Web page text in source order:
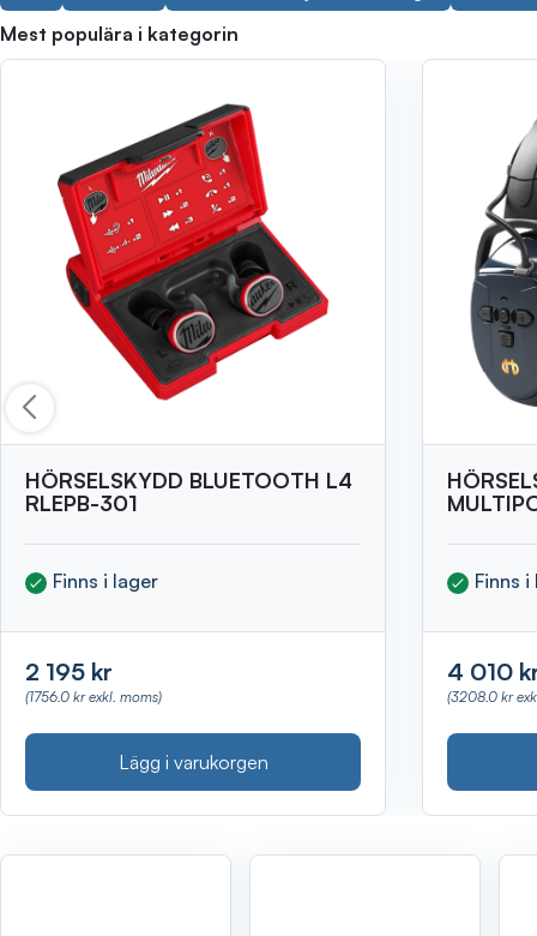
Mest populära i kategorin
HÖRSELSKYDD BLUETOOTH L4
RLEPB-301
Finns i lager
2 195 kr
(1756.0 kr exkl. moms)
Lägg i varukorgen
Finns i
4 010
(3208.0 kr